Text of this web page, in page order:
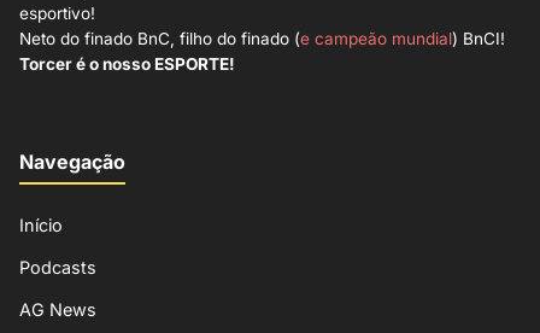
esportivo!
Neto do finado BnC, filho do finado (e campeão mundial) BnCI!
Torcer é o nosso ESPORTE!
Navegação
Início
Podcasts
AG News